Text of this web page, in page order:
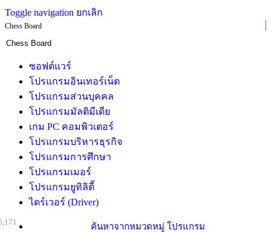
Toggle navigation ยกเลิก
Chess Board
ซอฟต์แวร์
โปรแกรมอินเทอร์เน็ต
โปรแกรมส่วนบุคคล
โปรแกรมมัลติมีเดีย
เกม PC คอมพิวเตอร์
โปรแกรมบริหารธุรกิจ
โปรแกรมการศึกษา
โปรแกรมเมอร์
โปรแกรมยูทิลิตี้
ไดร์เวอร์ (Driver)
ค้นหาจากหมวดหมู่ โปรแกรม